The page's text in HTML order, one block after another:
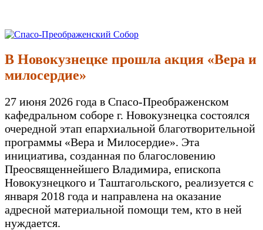
Перейти
содержимому
Спасо-Преображенский Собор
Спасо-Преображенский кафедральный Собор Новокузнецк
В Новокузнецке прошла акция «Вера и
милосердие»
27 июня 2026 года в Спасо-Преображенском
кафедральном соборе г. Новокузнецка состоялся
очередной этап епархиальной благотворительной
программы «Вера и Милосердие». Эта
инициатива, созданная по благословению
Преосвященнейшего Владимира, епископа
Новокузнецкого и Таштагольского, реализуется с
января 2018 года и направлена на оказание
адресной материальной помощи тем, кто в ней
нуждается.